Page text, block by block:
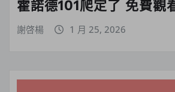
霍諾德101爬定了 免費觀
謝啓楊 1 月 25, 2026